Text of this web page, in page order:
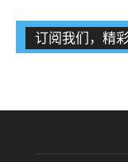
订阅我们，精